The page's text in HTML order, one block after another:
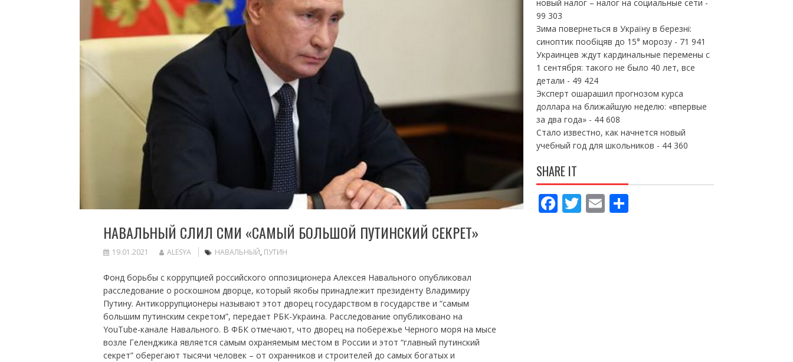
НАВАЛЬНЫЙ СЛИЛ СМИ «САМЫЙ БОЛЬШОЙ ПУТИНСКИЙ СЕКРЕТ»
19.01.2021 ALESYA НАВАЛЬНЫЙ, ПУТИН
Фонд борьбы с коррупцией российского оппозиционера Алексея Навального опубликовал
расследование о роскошном дворце, который якобы принадлежит президенту Владимиру
Путину. Антикоррупционеры называют этот дворец государством в государстве и “самым
большим путинским секретом”, передает РБК-Украина. Расследование опубликовано на
YouTube-канале Навального. В ФБК отмечают, что дворец на побережье Черного моря на мысе
возле Геленджика является самым охраняемым местом в России и этот “главный путинский
секрет” оберегают тысячи человек – от охранников и строителей до самых богатых и
новый налог – налог на социальные сети -
99 303
Зима повернеться в Україну в березні:
синоптик пообіцяв до 15° морозу- 71 941
Украинцев ждут кардинальные перемены с
1 сентября: такого не было 40 лет, все
детали - 49 424
Эксперт ошарашил прогнозом курса
доллара на ближайшую неделю: «впервые
за два года»- 44 608
Стало известно, как начнется новый
учебный год для школьников - 44 360
SHARE IT
F T E П